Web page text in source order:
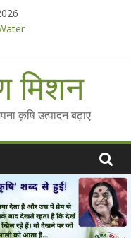
Krishi Promotions
2025-26मिशन
कृषि उत्पादन बढ़ाए